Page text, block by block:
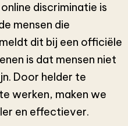
discriminatie is
mensen die
dit bij een officiële
is dat mensen niet
Door helder te
werken, maken we
en effectiever.